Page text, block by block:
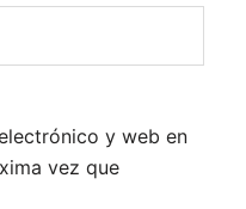
y web en
vez que